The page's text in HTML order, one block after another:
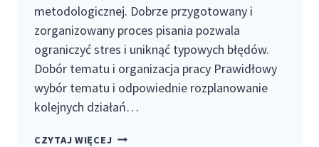
metodologicznej. Dobrze przygotowany i
zorganizowany proces pisania pozwala
ograniczyć stres i uniknąć typowych błędów.
Dobór tematu i organizacja pracy Prawidłowy
wybór tematu i odpowiednie rozplanowanie
kolejnych działań…
CZYTAJ WIĘCEJJAK